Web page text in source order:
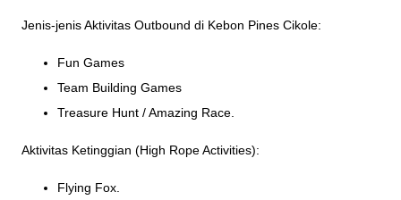
Jenis-jenis Aktivitas Outbound di Kebon Pines Cikole:
Fun Games
Team Building Games
Treasure Hunt / Amazing Race.
Aktivitas Ketinggian (High Rope Activities):
Flying Fox.